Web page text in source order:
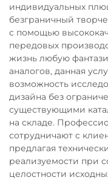
индивидуальных
безграничный
с помощью
передовых
жизнь любую
аналогов, данная
возможность
дизайна без
существующими
на складе.
сотрудничают с
предлагая
реализуемости при
целостности